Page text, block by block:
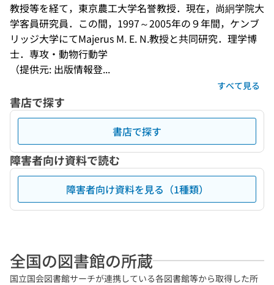
教授等を経て，東京農工大学名誉教授．現在，尚絅学院大
学客員研究員．この間，1997～2005年の９年間，ケンブ
リッジ大学にてMajerus M. E. N.教授と共同研究．理学博
士．専攻・動物行動学
（提供元: 出版情報登...
すべて見る
書店で探す
書店で探す
障害者向け資料で読む
障害者向け資料を見る（1種類）
全国の図書館の所蔵
国立国会図書館サーチが連携している各図書館等から取得した所